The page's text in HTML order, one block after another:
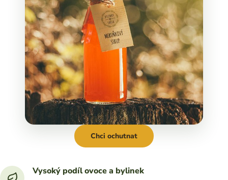
Vysoký podíl ovoce a bylinek
Chci ochutnat